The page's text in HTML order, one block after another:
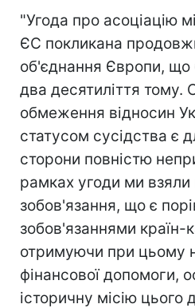
"Угода про асоціацію
ЄС покликана
об'єднання Європи, що
два десятиліття тому.
обмеження відносин
статусом сусідства є
сторони повністю
рамках угоди ми взяли
зобов'язання, що є
зобов'язаннями країн-
отримуючи при цьому
фінансової допомоги,
історичну місію цього